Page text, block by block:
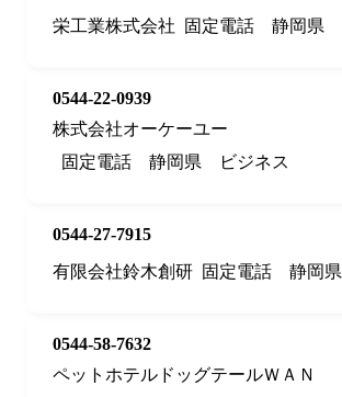
栄工業株式会社
固定電話 静岡県
0544-22-0939
株式会社オーケーユー
固定電話
静岡県 ビジネス
0544-27-7915
有限会社鈴木創研 固定電話 静岡県
0544-58-7632
ペットホテルドッグテールＷＡＮ